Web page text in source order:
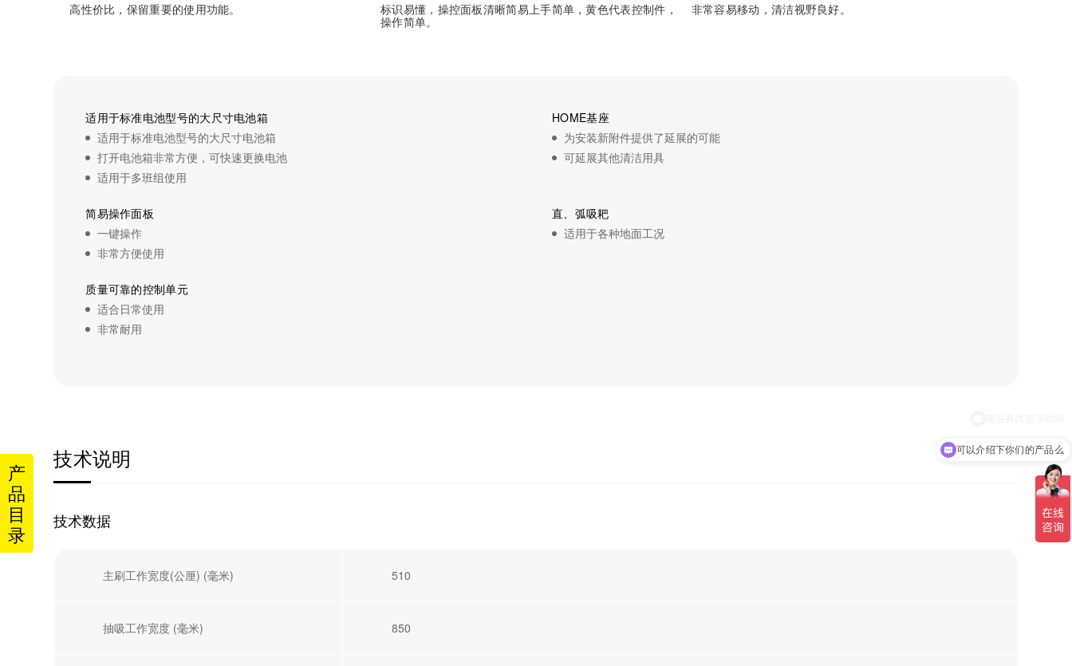
高性价比，保留重要的使用功能。
标识易懂，操控面板清晰简易上手简单，黄色代表控制件，
操作简单。
非常容易移动，清洁视野良好。
适用于标准电池型号的大尺寸电池箱
适用于标准电池型号的大尺寸电池箱
打开电池箱非常方便，可快速更换电池
适用于多班组使用
HOME基座
为安装新附件提供了延展的可能
可延展其他清洁用具
简易操作面板
一键操作
非常方便使用
直、弧吸耙
适用于各种地面工况
质量可靠的控制单元
适合日常使用
非常耐用
技术说明
技术数据
主刷工作宽度(公厘) (毫米) 510
抽吸工作宽度 (毫米) 850
产
品
目
录
可以介绍下你们的产品么